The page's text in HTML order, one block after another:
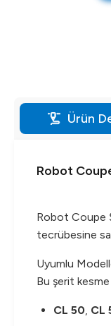
Ürün
Robot
Robot Coupe
tecrübesine
Uyumlu
Bu şerit
CL 50, CL